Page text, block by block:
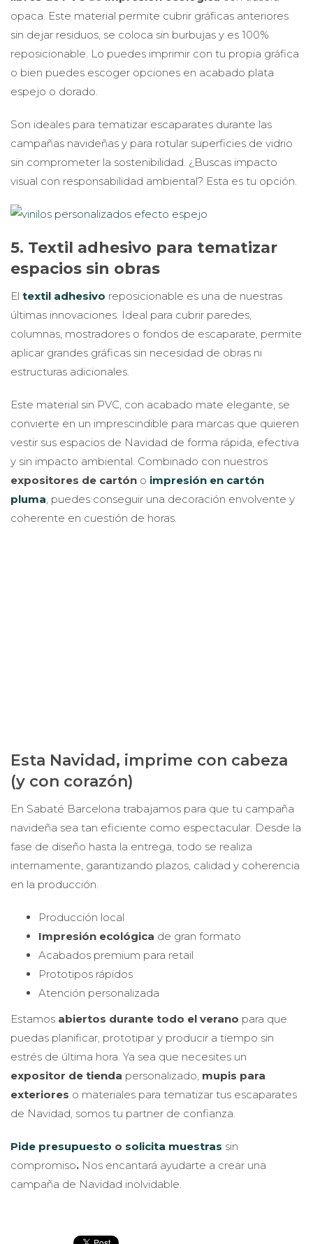
opaca. Este material permite cubrir gráficas anteriores
sin dejar residuos, se coloca sin burbujas y es 100%
reposicionable. Lo puedes imprimir con tu propia gráfica
o bien puedes escoger opciones en acabado plata
espejo o dorado.
Son ideales para tematizar escaparates durante las
campañas navideñas y para rotular superficies de vidrio
sin comprometer la sostenibilidad. ¿Buscas impacto
visual con responsabilidad ambiental? Esta es tu opción.
5. Textil adhesivo para tematizar
espacios sin obras
El textil adhesivo reposicionable es una de nuestras
últimas innovaciones. Ideal para cubrir paredes,
columnas, mostradores o fondos de escaparate, permite
aplicar grandes gráficas sin necesidad de obras ni
estructuras adicionales.
Este material sin PVC, con acabado mate elegante, se
convierte en un imprescindible para marcas que quieren
vestir sus espacios de Navidad de forma rápida, efectiva
y sin impacto ambiental. Combinado con nuestros
expositores de cartón o impresión en cartón
pluma , puedes conseguir una decoración envolvente y
coherente en cuestión de horas.
Esta Navidad, imprime con cabeza
(y con corazón)
En Sabaté Barcelona trabajamos para que tu campaña
navideña sea tan eficiente como espectacular. Desde la
fase de diseño hasta la entrega, todo se realiza
internamente, garantizando plazos, calidad y coherencia
en la producción.
Producción local
Impresión ecológica de gran formato
Acabados premium para retail
Prototipos rápidos
Atención personalizada
Estamos abiertos durante todo el verano para que
puedas planificar, prototipar y producir a tiempo sin
estrés de última hora. Ya sea que necesites un
expositor de tienda personalizado, mupis para
exteriores o materiales para tematizar tus escaparates
de Navidad, somos tu partner de confianza.
Pide presupuesto o solicita muestras sin
compromiso. Nos encantará ayudarte a crear una
campaña de Navidad inolvidable.